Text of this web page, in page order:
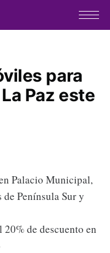
para
Paz este
Palacio Municipal,
Península Sur y
de descuento en